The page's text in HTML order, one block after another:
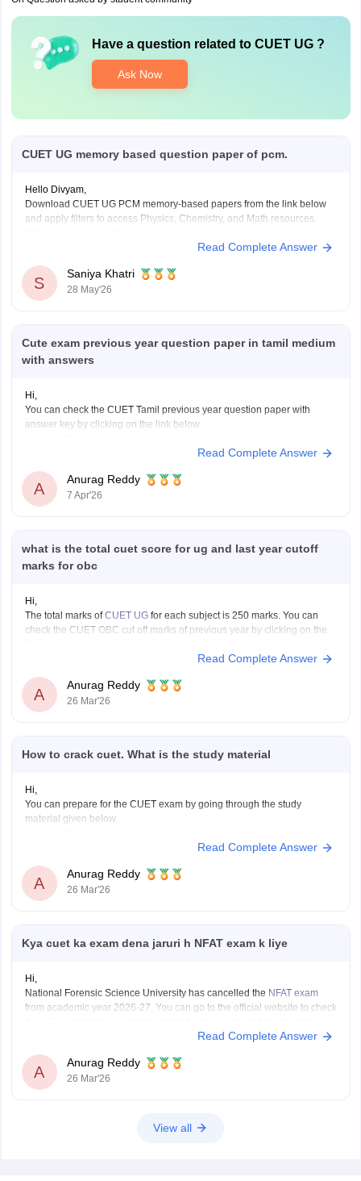
Have a question related to CUET UG?
Ask Now
CUET UG memory based question paper of pcm.
Hello Divyam,
Download CUET UG PCM memory-based papers from the link below
and apply filters to access Physics, Chemistry, and Math resources.
Read Complete Answer
S
Saniya Khatri
28 May'26
Cute exam previous year question paper in tamil medium
with answers
Hi,
You can check the CUET Tamil previous year question paper with
answer key by clicking on the link below.
Read Complete Answer
A
Anurag Reddy
7 Apr'26
what is the total cuet score for ug and last year cutoff
marks for obc
Hi,
The total marks ofCUET UG for each subject is 250 marks. You can
check the CUET OBC cut off marks of previous year by clicking on the
Read Complete Answer
A
Anurag Reddy
26 Mar'26
How to crack cuet. What is the study material
Hi,
You can prepare for the CUET exam by going through the study
material given below.
Read Complete Answer
A
Anurag Reddy
26 Mar'26
Kya cuet ka exam dena jaruri h NFAT exam k liye
Hi,
National Forensic Science University has cancelled the NFAT exam
from academic year 2026-27. You can go to the official website to check
Read Complete Answer
A
Anurag Reddy
26 Mar'26
View all